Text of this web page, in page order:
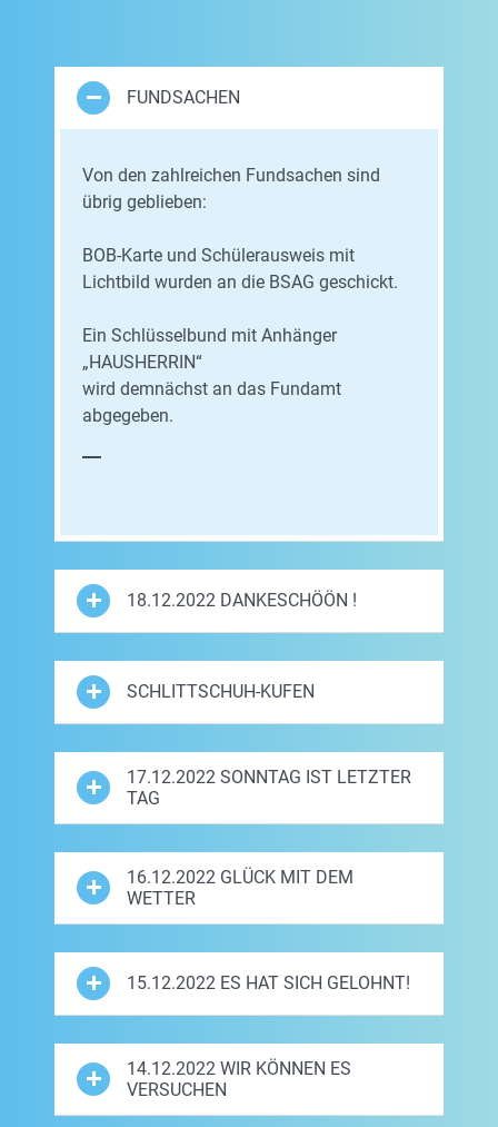
FUNDSACHEN
Von den zahlreichen Fundsachen sind
übrig geblieben:
BOB-Karte und Schülerausweis mit
Lichtbild wurden an die BSAG geschickt.
Ein Schlüsselbund mit Anhänger
„HAUSHERRIN“
wird demnächst an das Fundamt
abgegeben.
18.12.2022 DANKESCHÖÖN !
SCHLITTSCHUH-KUFEN
17.12.2022 SONNTAG IST LETZTER
TAG
16.12.2022 GLÜCK MIT DEM
WETTER
15.12.2022 ES HAT SICH GELOHNT!
14.12.2022 WIR KÖNNEN ES
VERSUCHEN